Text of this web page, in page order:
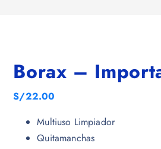
Borax –
S/22.00
Multiuso Limpiador
Quitamanchas